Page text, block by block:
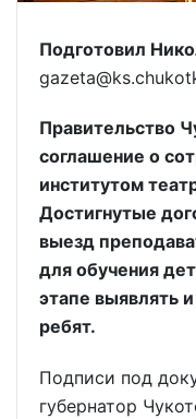
Подготовил
Правительство
соглашение о
институтом
Достигнутые
выезд
для обучения
этапе выявлять
ребят.
Подписи под
губернатор